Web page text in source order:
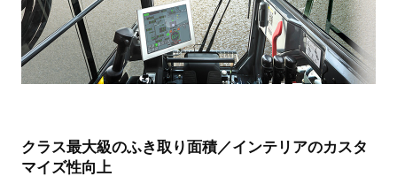
クラス最大級のふき取り面積／インテリアのカスタ
マイズ性向上